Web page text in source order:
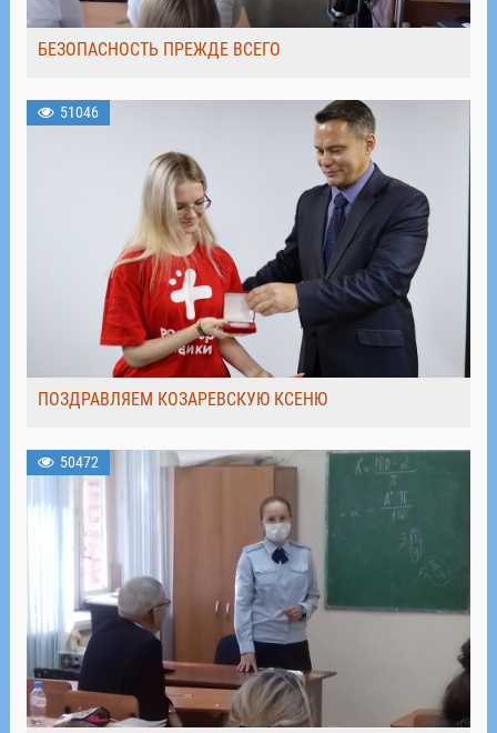
БЕЗОПАСНОСТЬ ПРЕЖДЕ ВСЕГО
51046
ПОЗДРАВЛЯЕМ КОЗАРЕВСКУЮ КСЕНЮ
50472